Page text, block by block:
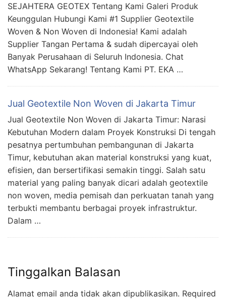
SEJAHTERA GEOTEX Tentang Kami Galeri Produk
Keunggulan Hubungi Kami #1 Supplier Geotextile
Woven & Non Woven di Indonesia! Kami adalah
Supplier Tangan Pertama & sudah dipercayai oleh
Banyak Perusahaan di Seluruh Indonesia. Chat
WhatsApp Sekarang! Tentang Kami PT. EKA …
Jual Geotextile Non Woven di Jakarta Timur
Jual Geotextile Non Woven di Jakarta Timur: Narasi
Kebutuhan Modern dalam Proyek Konstruksi Di tengah
pesatnya pertumbuhan pembangunan di Jakarta
Timur, kebutuhan akan material konstruksi yang kuat,
efisien, dan bersertifikasi semakin tinggi. Salah satu
material yang paling banyak dicari adalah geotextile
non woven, media pemisah dan perkuatan tanah yang
terbukti membantu berbagai proyek infrastruktur.
Dalam …
Tinggalkan Balasan
Alamat email anda tidak akan dipublikasikan. Required